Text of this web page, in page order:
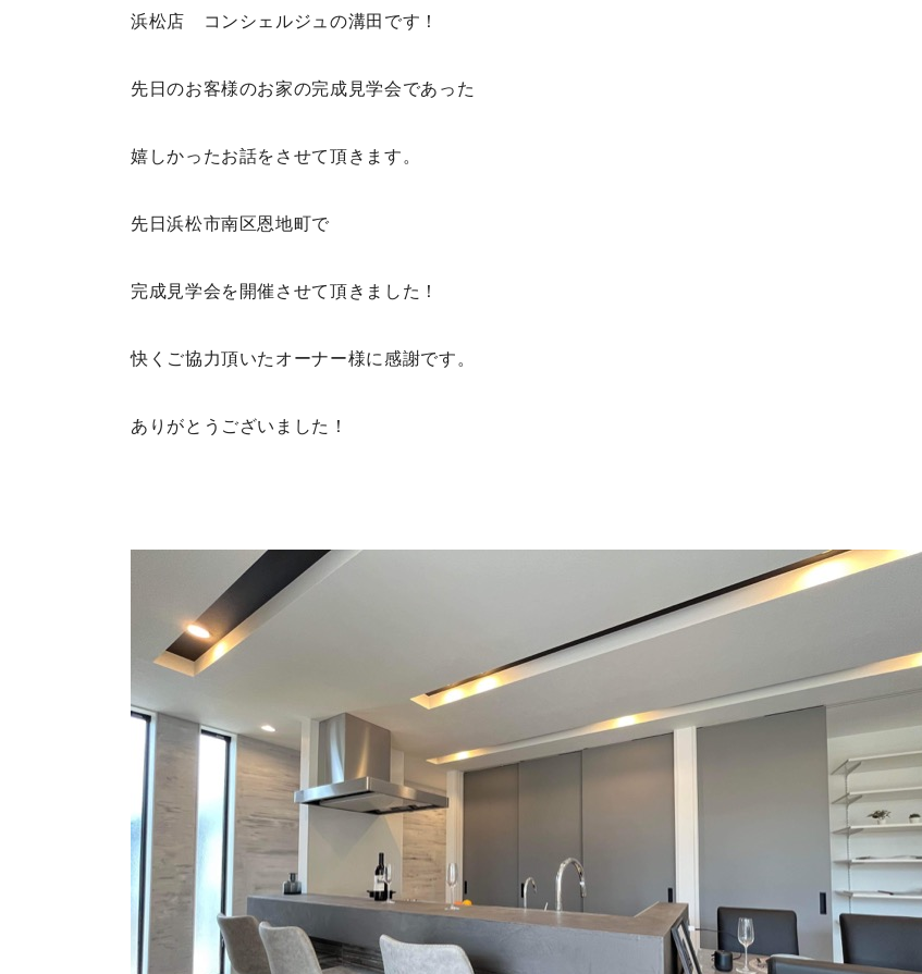
浜松店 コンシェルジュの溝田です！
先日のお客様のお家の完成見学会であった
嬉しかったお話をさせて頂きます。
先日浜松市南区恩地町で
完成見学会を開催させて頂きました！
快くご協力頂いたオーナー様に感謝です。
ありがとうございました！